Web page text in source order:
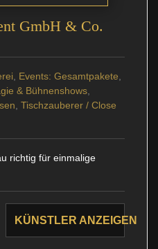
GmbH & Co.
Events: Gesamtpakete
& Bühnenshows
Tischzauberer / Close
richtig für einmalige
KÜNSTLER ANZEIGEN